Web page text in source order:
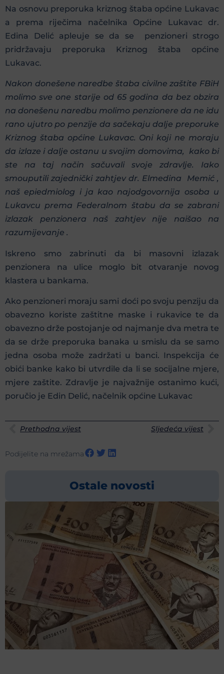
Na osnovu preporuka kriznog štaba općine Lukavac
a prema riječima načelnika Općine Lukavac dr.
Edina Delić apleuje se da se penzioneri strogo
pridržavaju preporuka Kriznog štaba općine
Lukavac.
Nakon donešene naredbe štaba civilne zaštite FBiH
molimo sve one starije od 65 godina da bez obzira
na donešenu naredbu molimo penzionere da ne idu
rano ujutro po penzije da sačekaju dalje preporuke
Kriznog štaba općine Lukavac. Oni koji ne moraju
da izlaze i dalje ostanu u svojim domovima, kako bi
ste na taj način sačuvali svoje zdravlje. Iako
smouputili zajednički zahtjev dr. Elmedina Memić ,
naš epiedmiolog i ja kao najodgovornija osoba u
Lukavcu prema Federalnom štabu da se zabrani
izlazak penzionera naš zahtjev nije naišao na
razumijevanje .
Iskreno smo zabrinuti da bi masovni izlazak
penzionera na ulice moglo bit otvaranje novog
klastera u bankama.
Ako penzioneri moraju sami doći po svoju penziju da
obavezno koriste zaštitne maske i rukavice te da
obavezno drže postojanje od najmanje dva metra te
da se drže preporuka banaka u smislu da se samo
jedna osoba može zadržati u banci. Inspekcija će
obići banke kako bi utvrdile da li se socijalne mjere,
mjere zaštite. Zdravlje je najvažnije ostanimo kući,
poručio je Edin Delić, načelnik općine Lukavac
Prethodna vijest Sljedeća vijest
Podijelite na mrežama
Ostale novosti